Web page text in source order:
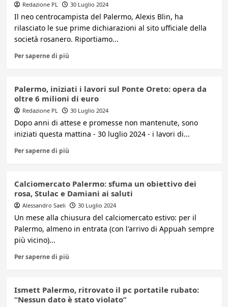
Redazione PL 30 Luglio 2024
Il neo centrocampista del Palermo, Alexis Blin, ha
rilasciato le sue prime dichiarazioni al sito ufficiale della
società rosanero. Riportiamo...
Per saperne di più
Palermo, iniziati i lavori sul Ponte Oreto: opera da
oltre 6 milioni di euro
Redazione PL 30 Luglio 2024
Dopo anni di attese e promesse non mantenute, sono
iniziati questa mattina - 30 luglio 2024 - i lavori di...
Per saperne di più
Calciomercato Palermo: sfuma un obiettivo dei
rosa, Stulac e Damiani ai saluti
Alessandro Saeli 30 Luglio 2024
Un mese alla chiusura del calciomercato estivo: per il
Palermo, almeno in entrata (con l'arrivo di Appuah sempre
più vicino)...
Per saperne di più
Ismett Palermo, ritrovato il pc portatile rubato:
“Nessun dato è stato violato”